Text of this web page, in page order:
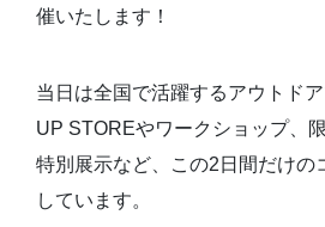
催いたします！
当日は全国で活躍するアウトド
UP STOREやワークショップ、
特別展示など、この2日間だけの
しています。